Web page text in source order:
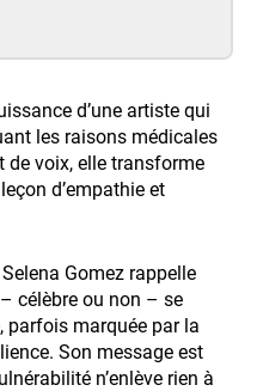
d’une artiste qui
les raisons médicales
de voix, elle transforme
d’empathie et
Gomez rappelle
célèbre ou non – se
parfois marquée par la
Son message est
n’enlève rien à